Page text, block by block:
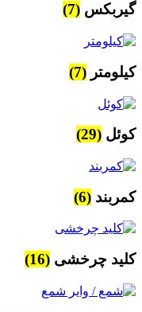
گیربکس (7)
کیلومتر (7)
کوئل (29)
کمربند (6)
کلید چرخشی (16)